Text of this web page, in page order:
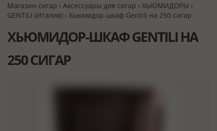
Магазин сигар › Аксессуары для сигар › ХЬЮМИДОРЫ ›
GENTILI (Италия) › Хьюмидор-шкаф Gentili на 250 сигар
ХЬЮМИДОР-ШКАФ GENTILI НА
250 СИГАР